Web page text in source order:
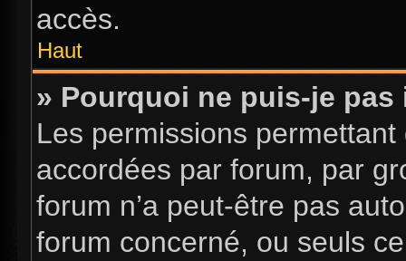
accès.
Haut
» Pourquoi ne puis-je
Les permissions
accordées par forum, par
forum n’a peut-être pas
forum concerné, ou seuls